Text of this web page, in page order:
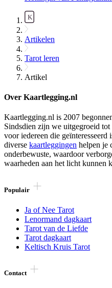
Artikelen
Tarot leren
Artikel
Over Kaartlegging.nl
Kaartlegging.nl is 2007
Sindsdien zijn we uitgegroeid
voor iedereen die geïnteresseerd
diverse kaartleggingen helpen je
onderbewuste, waardoor
waarheden aan het licht kunnen
Populair
Ja of Nee Tarot
Lenormand dagkaart
Tarot van de Liefde
Tarot dagkaart
Keltisch Kruis Tarot
Contact